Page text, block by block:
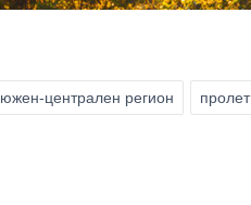
южен-централен регион пролет